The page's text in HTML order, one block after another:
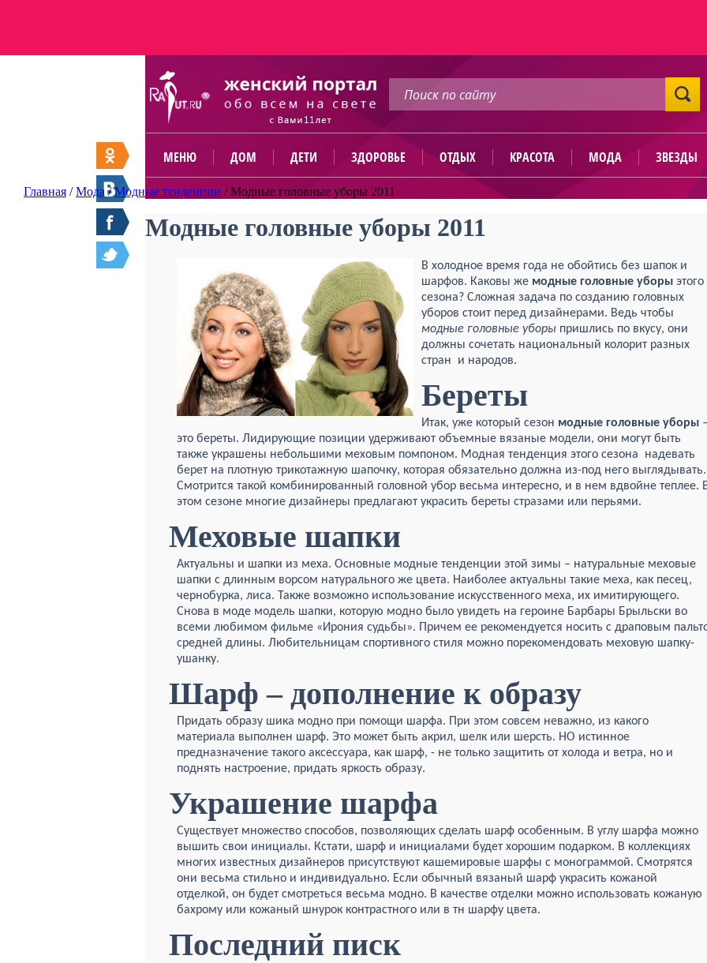
МЕНЮ ДОМ ДЕТИ ЗДОРОВЬЕ ОТДЫХ КРАСОТА МОДА ЗВЕЗДЫ
Главная /Мода /Модные тенденции /Модные головные уборы 2011
Модные головные уборы 2011
В холодное время года не обойтись без шапок и
шарфов. Каковы же модные головные уборы этого
сезона? Сложная задача по созданию головных
уборов стоит перед дизайнерами. Ведь чтобы
модные головные уборы пришлись по вкусу, они
должны сочетать национальный колорит разных
стран и народов.
Береты
Итак, уже который сезон модные головные уборы
это береты. Лидирующие позиции удерживают объемные вязаные модели, они могут быть
также украшены небольшими меховым помпоном. Модная тенденция этого сезона надевать
берет на плотную трикотажную шапочку, которая обязательно должна из-под него выглядывать.
Смотрится такой комбинированный головной убор весьма интересно, и в нем вдвойне теплее.
этом сезоне многие дизайнеры предлагают украсить береты стразами или перьями.
Меховые шапки
Актуальны и шапки из меха. Основные модные тенденции этой зимы – натуральные меховые
шапки с длинным ворсом натурального же цвета. Наиболее актуальны такие меха, как песец,
чернобурка, лиса. Также возможно использование искусственного меха, их имитирующего.
Снова в моде модель шапки, которую модно было увидеть на героине Барбары Брыльски во
всеми любимом фильме «Ирония судьбы». Причем ее рекомендуется носить с драповым
средней длины. Любительницам спортивного стиля можно порекомендовать меховую шапку-
ушанку.
Шарф – дополнение к образу
Придать образу шика модно при помощи шарфа. При этом совсем неважно, из какого
материала выполнен шарф. Это может быть акрил, шелк или шерсть. НО истинное
предназначение такого аксессуара, как шарф, - не только защитить от холода и ветра, но и
поднять настроение, придать яркость образу.
Украшение шарфа
Существует множество способов, позволяющих сделать шарф особенным. В углу шарфа можно
вышить свои инициалы. Кстати, шарф и инициалами будет хорошим подарком. В коллекциях
многих известных дизайнеров присутствуют кашемировые шарфы с монограммой. Смотрятся
они весьма стильно и индивидуально. Если обычный вязаный шарф украсить кожаной
отделкой, он будет смотреться весьма модно. В качестве отделки можно использовать кожаную
бахрому или кожаный шнурок контрастного или в тн шарфу цвета.
Последний писк